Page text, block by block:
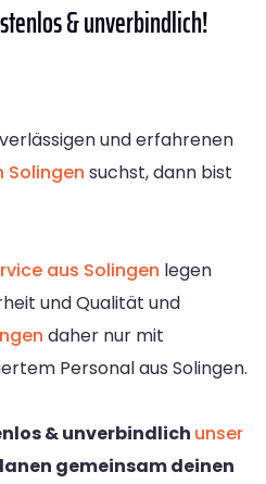
& unverbindlich!
und erfahrenen
Solingen suchst, dann bist
aus Solingen legen
und Qualität und
daher nur mit
Personal aus Solingen.
& unverbindlich unser
gemeinsam deinen